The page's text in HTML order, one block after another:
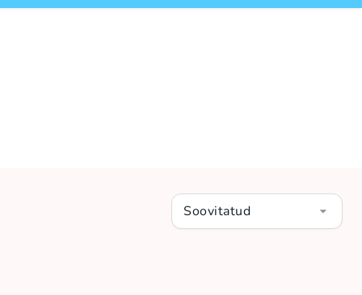
Soovitatud